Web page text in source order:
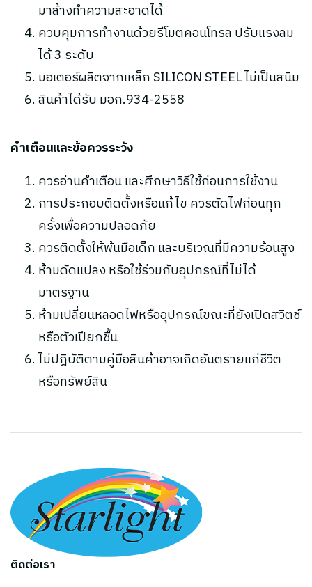
มาล้างทำความสะอาดได้
ควบคุมการทำงานด้วยรีโมตคอนโทรล ปรับแรงลม
ได้ 3 ระดับ
มอเตอร์ผลิตจากเหล็ก SILICON STEEL ไม่เป็นสนิม
สินค้าได้รับ มอก.934-2558
คำเตือนและข้อควรระวัง
ควรอ่านคำเตือน และศึกษาวิธีใช้ก่อนการใช้งาน
การประกอบติดตั้งหรือแก้ไข ควรตัดไฟก่อนทุก
ครั้งเพื่อความปลอดภัย
ควรติดตั้งให้พ้นมือเด็ก และบริเวณที่มีความร้อนสูง
ห้ามดัดแปลง หรือใช้ร่วมกับอุปกรณ์ที่ไม่ได้
มาตรฐาน
ห้ามเปลี่ยนหลอดไฟหรืออุปกรณ์ขณะที่ยังเปิดสวิตช์
หรือตัวเปียกชื้น
ไม่ปฎิบัติตามคู่มือสินค้าอาจเกิดอันตรายแก่ชีวิต
หรือทรัพย์สิน
ติดต่อเรา